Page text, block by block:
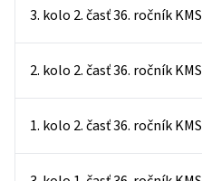
3. kolo 2. časť 36. ročník KMS
2. kolo 2. časť 36. ročník KMS
1. kolo 2. časť 36. ročník KMS